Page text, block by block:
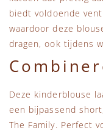
biedt voldoende
waardoor deze
dragen, ook tijdens
Deze kinderblouse
een bijpassend
The Family. Perfect